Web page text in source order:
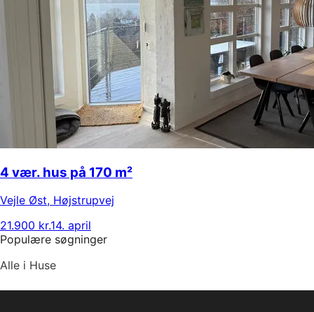
4 vær. hus på 170 m²
Vejle Øst, Højstrupvej
21.900 kr.14. april
Populære søgninger
Alle i Huse